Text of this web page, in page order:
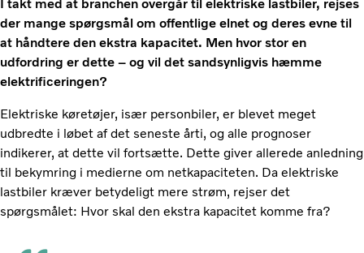
I takt med at branchen overgår til elektriske lastbiler, rejses
der mange spørgsmål om offentlige elnet og deres evne til
at håndtere den ekstra kapacitet. Men hvor stor en
udfordring er dette – og vil det sandsynligvis hæmme
elektrificeringen?
Elektriske køretøjer, især personbiler, er blevet meget
udbredte i løbet af det seneste årti, og alle prognoser
indikerer, at dette vil fortsætte. Dette giver allerede anledning
til bekymring i medierne om netkapaciteten. Da elektriske
lastbiler kræver betydeligt mere strøm, rejser det
spørgsmålet: Hvor skal den ekstra kapacitet komme fra?